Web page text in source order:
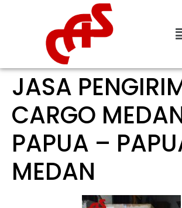
JASA
CARGO
PAPUA –
MEDAN